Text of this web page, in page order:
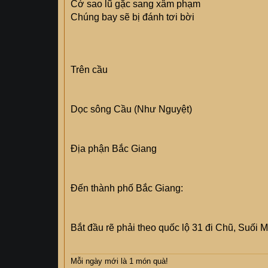
Cớ sao lũ gặc sang xâm phạm
Chúng bay sẽ bị đánh tơi bời
Trên cầu
Dọc sông Cầu (Như Nguyệt)
Địa phận Bắc Giang
Đến thành phố Bắc Giang:
Bắt đầu rẽ phải theo quốc lộ 31 đi Chũ, Suối
Mỗi ngày mới là 1 món quà!